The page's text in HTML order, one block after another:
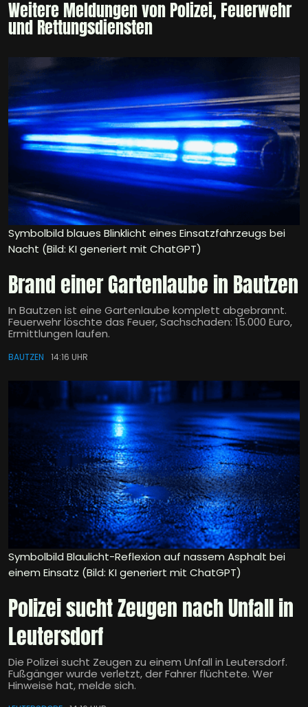
Weitere Meldungen von Polizei, Feuerwehr
und Rettungsdiensten
Symbolbild blaues Blinklicht eines Einsatzfahrzeugs bei
Nacht (Bild: KI generiert mit ChatGPT)
Brand einer Gartenlaube in Bautzen
In Bautzen ist eine Gartenlaube komplett abgebrannt.
Feuerwehr löschte das Feuer, Sachschaden: 15.000 Euro,
Ermittlungen laufen.
BAUTZEN 14:16 UHR
Symbolbild Blaulicht-Reflexion auf nassem Asphalt bei
einem Einsatz (Bild: KI generiert mit ChatGPT)
Polizei sucht Zeugen nach Unfall in
Leutersdorf
Die Polizei sucht Zeugen zu einem Unfall in Leutersdorf.
Fußgänger wurde verletzt, der Fahrer flüchtete. Wer
Hinweise hat, melde sich.